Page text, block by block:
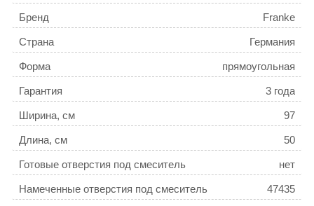
Бренд Franke
Страна Германия
Форма прямоугольная
Гарантия 3 года
Ширина, см 97
Длина, см 50
Готовые отверстия под смеситель нет
Намеченные отверстия под смеситель 47435